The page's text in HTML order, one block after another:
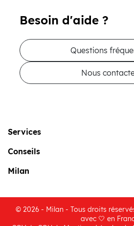
Besoin d'aide ?
Questions
Nous
Services
Conseils
Milan
© 2026 - Milan - Tous droits
avec 🤍 en